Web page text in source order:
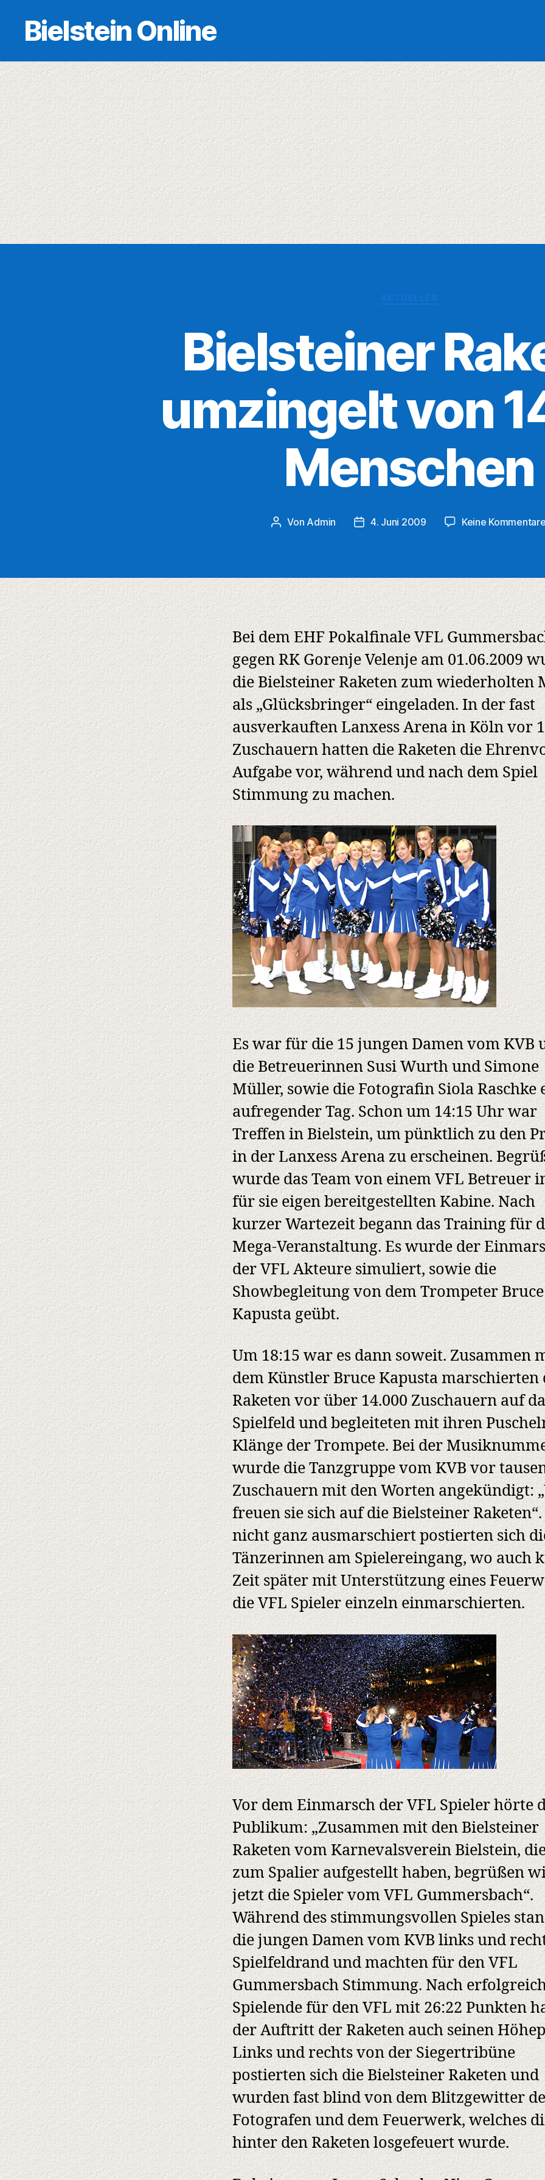
Bielstein Online
Bielsteiner
umzingelt von
Menschen
Beitragsautor
Von Admin Veröffentlichungsdatum
4. Juni 2009 Keine Kommentare
Bei dem EHF Pokalfinale VFL
gegen RK Gorenje Velenje am 01.06.2009
die Bielsteiner Raketen zum wiederholten
als „Glücksbringer“ eingeladen. In der fast
ausverkauften Lanxess Arena in Köln vor
Zuschauern hatten die Raketen die
Aufgabe vor, während und nach dem Spiel
Stimmung zu machen.
Es war für die 15 jungen Damen vom KVB
die Betreuerinnen Susi Wurth und Simone
Müller, sowie die Fotografin Siola Raschke
aufregender Tag. Schon um 14:15 Uhr war
Treffen in Bielstein, um pünktlich zu den
in der Lanxess Arena zu erscheinen.
wurde das Team von einem VFL Betreuer
für sie eigen bereitgestellten Kabine. Nach
kurzer Wartezeit begann das Training für
Mega-Veranstaltung. Es wurde der
der VFL Akteure simuliert, sowie die
Showbegleitung von dem Trompeter Bruce
Kapusta geübt.
Um 18:15 war es dann soweit. Zusammen
dem Künstler Bruce Kapusta marschierten
Raketen vor über 14.000 Zuschauern auf
Spielfeld und begleiteten mit ihren
Klänge der Trompete. Bei der
wurde die Tanzgruppe vom KVB vor
Zuschauern mit den Worten angekündigt:
freuen sie sich auf die Bielsteiner
nicht ganz ausmarschiert postierten sich
Tänzerinnen am Spielereingang, wo auch
Zeit später mit Unterstützung eines
die VFL Spieler einzeln einmarschierten.
Vor dem Einmarsch der VFL Spieler hörte
Publikum: „Zusammen mit den Bielsteiner
Raketen vom Karnevalsverein Bielstein,
zum Spalier aufgestellt haben, begrüßen
jetzt die Spieler vom VFL Gummersbach“.
Während des stimmungsvollen Spieles
die jungen Damen vom KVB links und
Spielfeldrand und machten für den VFL
Gummersbach Stimmung. Nach
Spielende für den VFL mit 26:22 Punkten
der Auftritt der Raketen auch seinen
Links und rechts von der Siegertribüne
postierten sich die Bielsteiner Raketen und
wurden fast blind von dem Blitzgewitter
Fotografen und dem Feuerwerk, welches
hinter den Raketen losgefeuert wurde.